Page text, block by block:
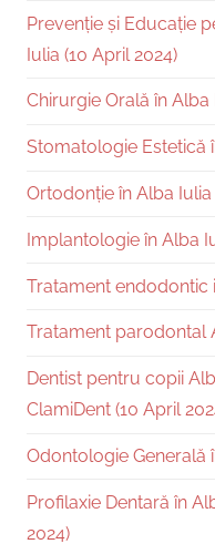
Prevenție și Educație
Iulia (10 April 2024)
Chirurgie Orală în Alba
Stomatologie Estetică
Ortodonție în Alba Iulia
Implantologie în Alba
Tratament endodontic
Tratament parodontal
Dentist pentru copii
ClamiDent (10 April
Odontologie Generală
Profilaxie Dentară în
2024)